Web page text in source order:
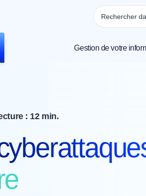
Gestion de votre
: 12 min.